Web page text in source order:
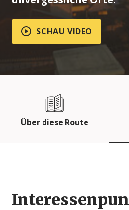
SCHAU VIDEO
Über diese Route